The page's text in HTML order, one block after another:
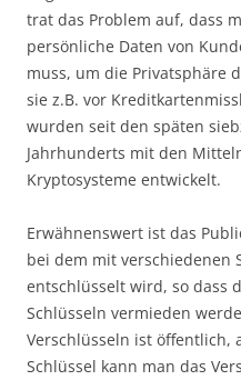
trat das Problem auf, dass
persönliche Daten von
muss, um die Privatsphäre
sie z.B. vor
wurden seit den späten
Jahrhunderts mit den
Kryptosysteme entwickelt.
Erwähnenswert ist das
bei dem mit verschiedenen
entschlüsselt wird, so dass
Schlüsseln vermieden
Verschlüsseln ist öffentlich,
Schlüssel kann man das